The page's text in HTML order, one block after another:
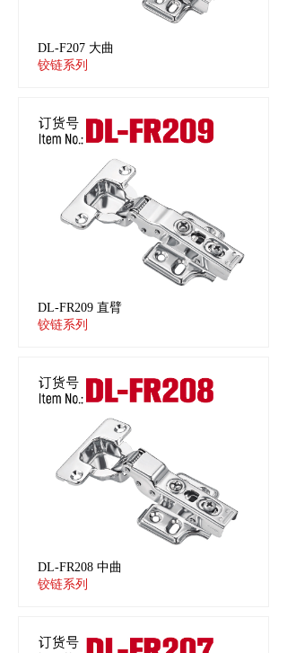
DL-F207 大曲
铰链系列
DL-FR209 直臂
铰链系列
DL-FR208 中曲
铰链系列